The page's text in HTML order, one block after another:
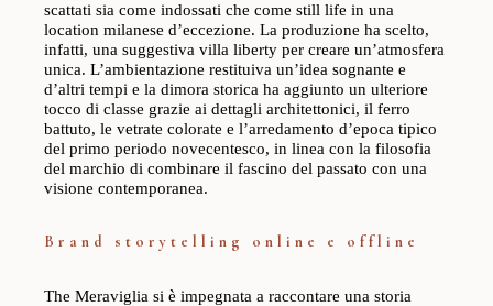
scattati sia come indossati che come still life in una
location milanese d’eccezione. La produzione ha scelto,
infatti, una suggestiva villa liberty per creare un’atmosfera
unica. L’ambientazione restituiva un’idea sognante e
d’altri tempi e la dimora storica ha aggiunto un ulteriore
tocco di classe grazie ai dettagli architettonici, il ferro
battuto, le vetrate colorate e l’arredamento d’epoca tipico
del primo periodo novecentesco, in linea con la filosofia
del marchio di combinare il fascino del passato con una
visione contemporanea.
Brand storytelling online e offline
The Meraviglia si è impegnata a raccontare una storia